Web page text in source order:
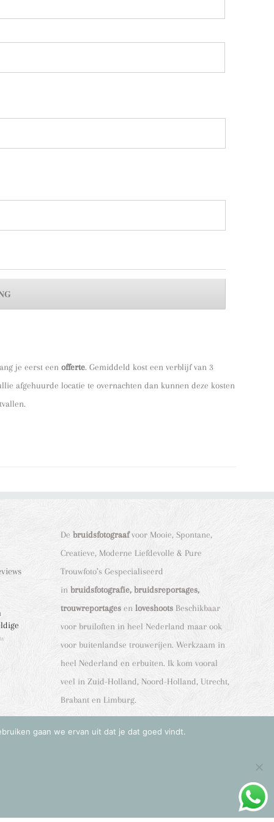
je eerst eenofferte. Gemiddeld kost een verblijf van 3
afgehuurde locatie te overnachten dan kunnen deze kosten
De bruidsfotograafvoor Mooie, Spontane,
Creatieve, Moderne Liefdevolle & Pure
Trouwfoto’s Gespecialiseerd
in bruidsfotografie, bruidsreportages,
trouwreportagesen loveshootsBeschikbaar
voor bruiloften in heel Nederland maar ook
voor buitenlandse trouwerijen. Werkzaam in
heel Nederland en erbuiten. Ik kom vooral
veel in Zuid-Holland, Noord-Holland, Utrecht,
Brabant en Limburg.
vertellen
gaan we ervan uit dat je dat goed vindt.